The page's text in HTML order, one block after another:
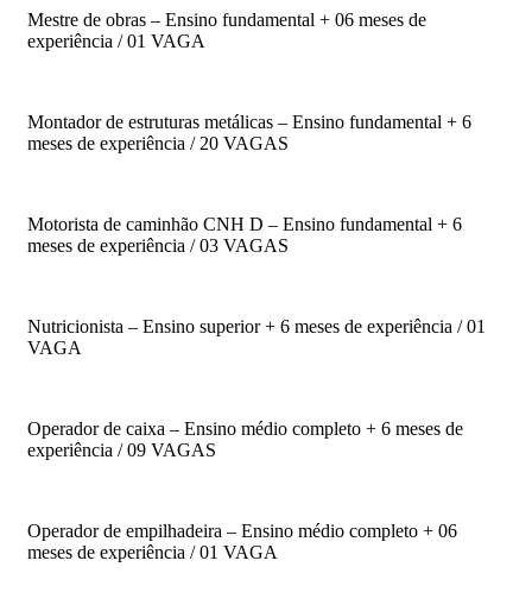
Mestre de obras – Ensino fundamental + 06 meses de
experiência / 01 VAGA
Montador de estruturas metálicas – Ensino fundamental + 6
meses de experiência / 20 VAGAS
Motorista de caminhão CNH D – Ensino fundamental + 6
meses de experiência / 03 VAGAS
Nutricionista – Ensino superior + 6 meses de experiência / 01
VAGA
Operador de caixa – Ensino médio completo + 6 meses de
experiência / 09 VAGAS
Operador de empilhadeira – Ensino médio completo + 06
meses de experiência / 01 VAGA